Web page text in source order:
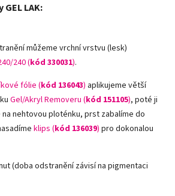
LAK:
můžeme vrchní vrstvu (lesk)
240 (kód 330031).
fólie(kód 136043) aplikujeme větší
Gel/Akryl Removeru (kód 151105), poté ji
nehtovou ploténku, prst zabalíme do
klips (kód 136039) pro dokonalou
(doba odstranění závisí na pigmentaci